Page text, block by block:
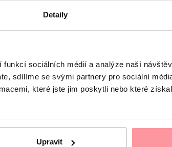
Detaily
funkcí sociálních médií a analýze naší
sdílíme se svými partnery pro sociální
které jste jim poskytli nebo které
Upravit
se bilo što pitati
a podliježe pravilima našihNačela zaštite
bez vašeg pristanka